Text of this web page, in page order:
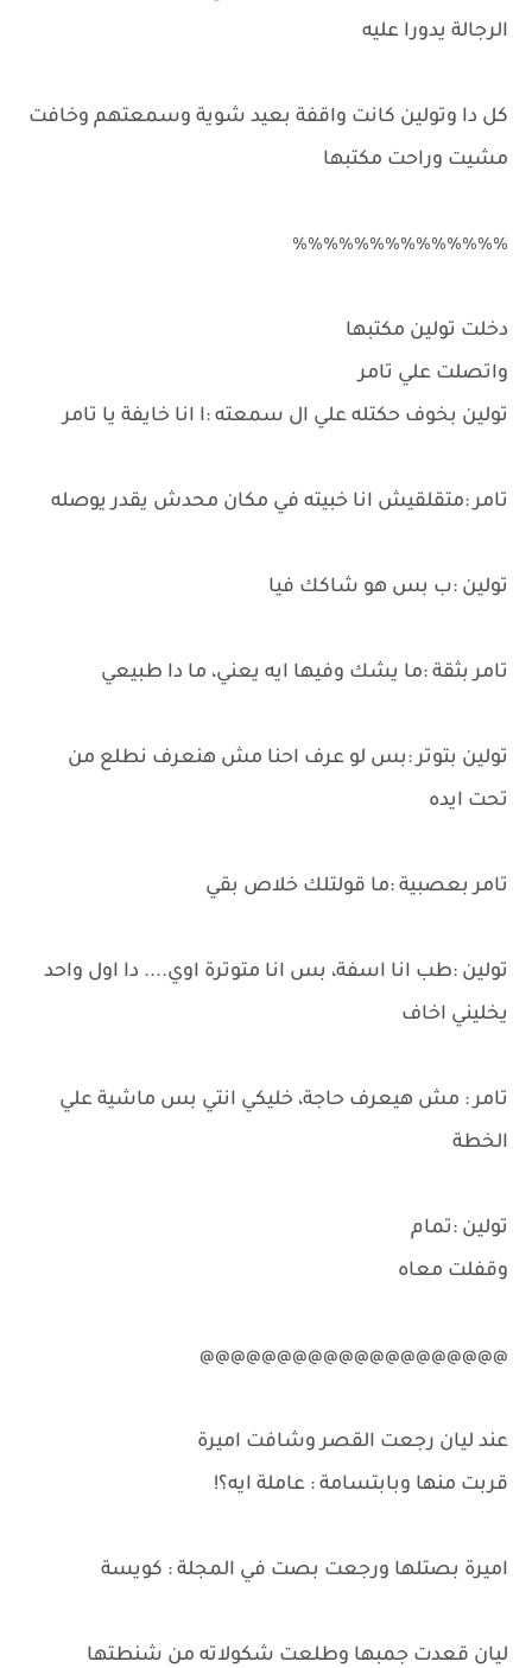
الرجالة يدورا عليه
كل دا وتولين كانت واقفة بعيد شوية وسمعتهم وخافت
مشيت وراحت مكتبها
٪٪٪٪٪٪٪٪٪٪٪٪٪٪
دخلت تولين مكتبها
واتصلت علي تامر
تولين بخوف حكتله علي ال سمعته :ا انا خايفة يا تامر
تامر :متقلقيش انا خبيته في مكان محدش يقدر يوصله
تولين :ب بس هو شاكك فيا
تامر بثقة :ما يشك وفيها ايه يعني، ما دا طبيعي
تولين بتوتر :بس لو عرف احنا مش هنعرف نطلع من
تحت ايده
تامر بعصبية :ما قولتلك خلاص بقي
تولين :طب انا اسفة، بس انا متوترة اوي.... دا اول واحد
يخليني اخاف
تامر : مش هيعرف حاجة، خليكي انتي بس ماشية علي
الخطة
تولين :تمام
وقفلت معاه
@@@@@@@@@@@@@@@@@@@@
عند ليان رجعت القصر وشافت اميرة
قربت منها وبابتسامة : عاملة ايه؟!
اميرة بصتلها ورجعت بصت في المجلة : كويسة
ليان قعدت جمبها وطلعت شكولاته من شنطتها